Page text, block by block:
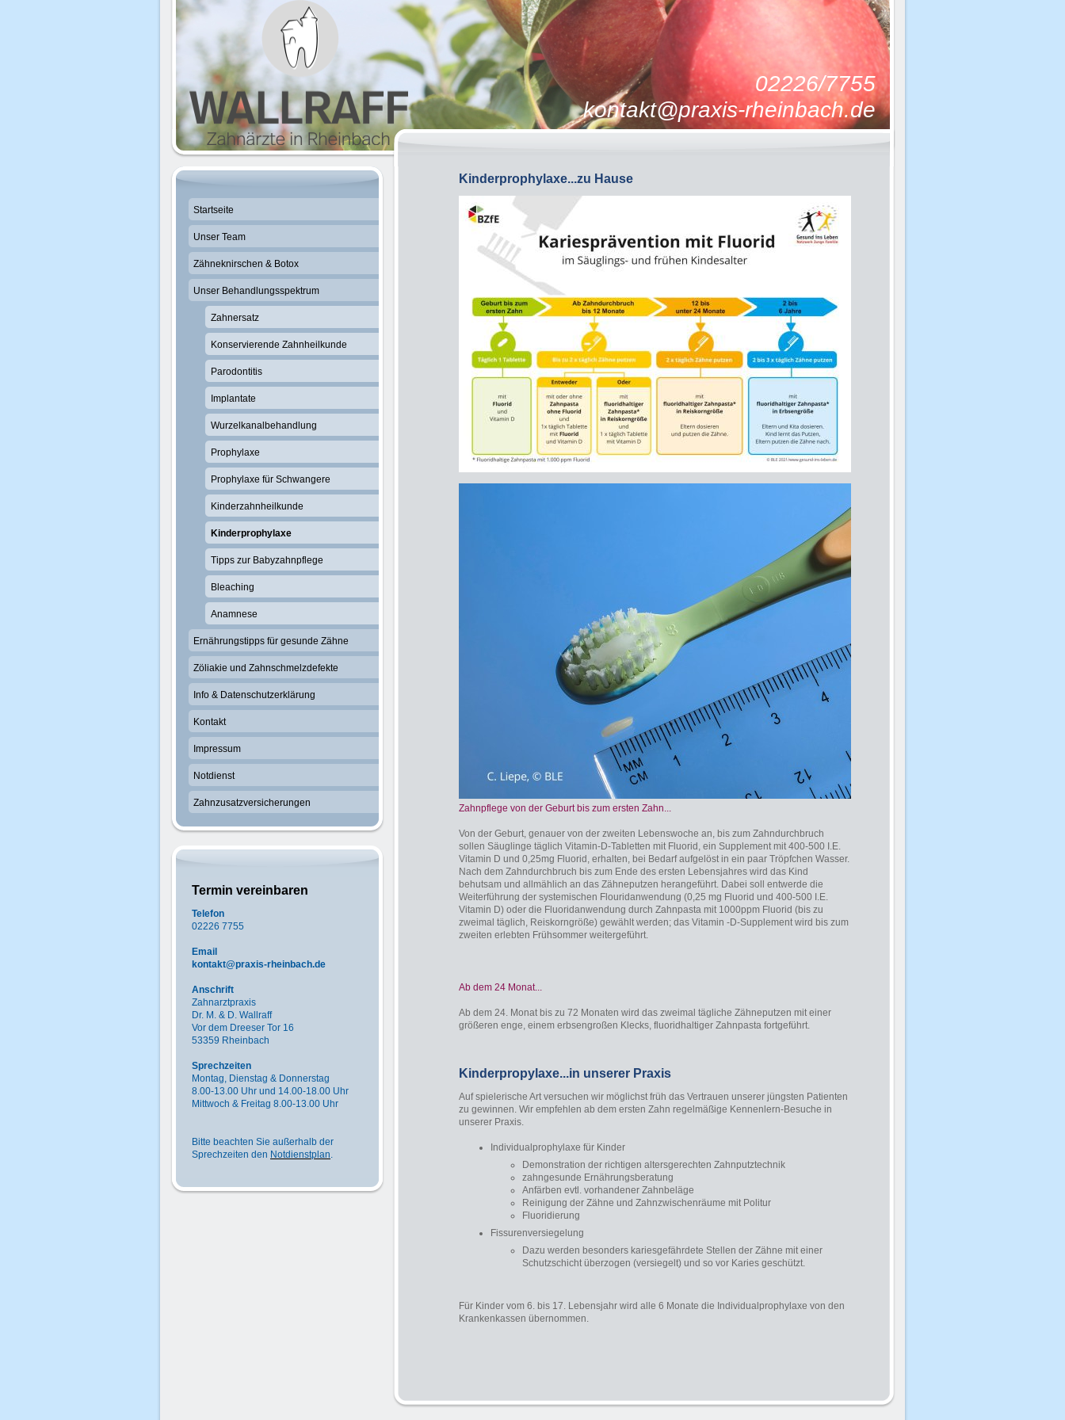
02226/7755
kontakt@praxis-rheinbach.de
Kinderprophylaxe...zu Hause
Zahnpflege von der Geburt bis zum ersten Zahn...
Von der Geburt, genauer von der zweiten Lebenswoche an, bis zum Zahndurchbruch
sollen Säuglinge täglich Vitamin-D-Tabletten mit Fluorid, ein Supplement mit 400-500 I.E.
Vitamin D und 0,25mg Fluorid, erhalten, bei Bedarf aufgelöst in ein paar Tröpfchen Wasser.
Nach dem Zahndurchbruch bis zum Ende des ersten Lebensjahres wird das Kind
behutsam und allmählich an das Zähneputzen herangeführt. Dabei soll entwerde die
Weiterführung der systemischen Flouridanwendung (0,25 mg Fluorid und 400-500 I.E.
Vitamin D) oder die Fluoridanwendung durch Zahnpasta mit 1000ppm Fluorid (bis zu
zweimal täglich, Reiskorngröße) gewählt werden; das Vitamin -D-Supplement wird bis zum
zweiten erlebten Frühsommer weitergeführt.
Ab dem 24 Monat...
Ab dem 24. Monat bis zu 72 Monaten wird das zweimal tägliche Zähneputzen mit einer
größeren enge, einem erbsengroßen Klecks, fluoridhaltiger Zahnpasta fortgeführt.
Kinderpropylaxe...in unserer Praxis
Auf spielerische Art versuchen wir möglichst früh das Vertrauen unserer jüngsten Patienten
zu gewinnen. Wir empfehlen ab dem ersten Zahn regelmäßige Kennenlern-Besuche in
unserer Praxis.
Individualprophylaxe für Kinder
Demonstration der richtigen altersgerechten Zahnputztechnik
zahngesunde Ernährungsberatung
Anfärben evtl. vorhandener Zahnbeläge
Reinigung der Zähne und Zahnzwischenräume mit Politur
Fluoridierung
Fissurenversiegelung
Dazu werden besonders kariesgefährdete Stellen der Zähne mit einer
Schutzschicht überzogen (versiegelt) und so vor Karies geschützt.
Für Kinder vom 6. bis 17. Lebensjahr wird alle 6 Monate die Individualprophylaxe von den
Krankenkassen übernommen.
Startseite
Unser Team
Zähneknirschen & Botox
Unser Behandlungsspektrum
Zahnersatz
Konservierende Zahnheilkunde
Parodontitis
Implantate
Wurzelkanalbehandlung
Prophylaxe
Prophylaxe für Schwangere
Kinderzahnheilkunde
Kinderprophylaxe
Tipps zur Babyzahnpflege
Bleaching
Anamnese
Ernährungstipps für gesunde Zähne
Zöliakie und Zahnschmelzdefekte
Info & Datenschutzerklärung
Kontakt
Impressum
Notdienst
Zahnzusatzversicherungen
Termin vereinbaren
Telefon
02226 7755
Email
kontakt@praxis-rheinbach.de
Anschrift
Zahnarztpraxis
Dr. M. & D. Wallraff
Vor dem Dreeser Tor 16
53359 Rheinbach
Sprechzeiten
Montag, Dienstag & Donnerstag
8.00-13.00 Uhr und 14.00-18.00 Uhr
Mittwoch & Freitag 8.00-13.00 Uhr
Bitte beachten Sie außerhalb der
Sprechzeiten den Notdienstplan.